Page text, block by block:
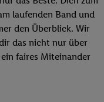
laufenden Band und
den Überblick. Wir
das nicht nur über
faires Miteinander